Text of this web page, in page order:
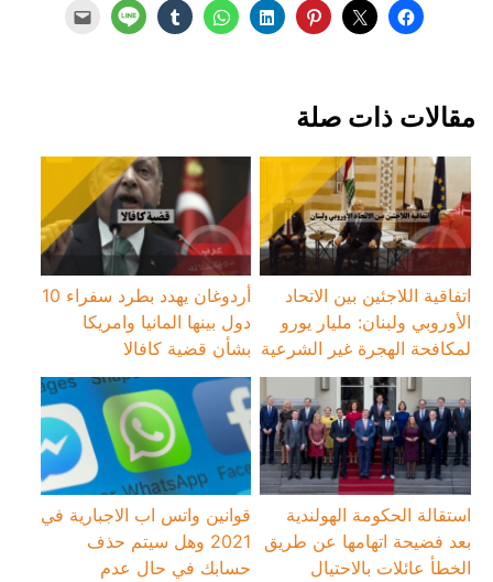
مقالات ذات صلة
اتفاقية اللاجئين بين الاتحاد
الأوروبي ولبنان: مليار يورو
لمكافحة الهجرة غير الشرعية
أردوغان يهدد بطرد سفراء 10
دول بينها المانيا وامريكا
بشأن قضية كافالا
استقالة الحكومة الهولندية
بعد فضيحة اتهامها عن طريق
الخطأ عائلات بالاحتيال
قوانين واتس اب الاجبارية في
2021 وهل سيتم حذف
حسابك في حال عدم